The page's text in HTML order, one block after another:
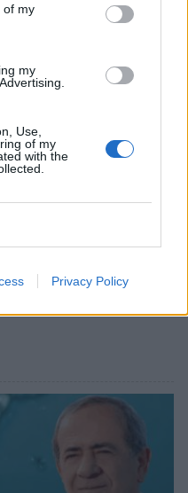
of my
my
Use,
of my
with the
Privacy Policy